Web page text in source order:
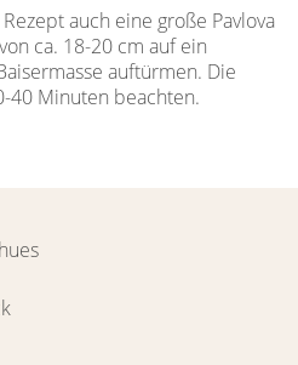
auch eine große Pavlova
ca. 18-20 cm auf ein
auftürmen. Die
40 Minuten beachten.